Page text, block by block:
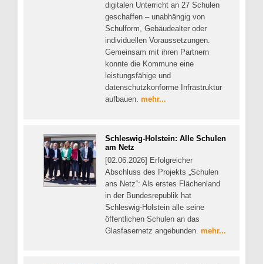
digitalen Unterricht an 27 Schulen
geschaffen – unabhängig von
Schulform, Gebäudealter oder
individuellen Voraussetzungen.
Gemeinsam mit ihren Partnern
konnte die Kommune eine
leistungsfähige und
datenschutzkonforme Infrastruktur
aufbauen. mehr...
Schleswig-Holstein: Alle Schulen
am Netz
[02.06.2026] Erfolgreicher
Abschluss des Projekts „Schulen
ans Netz“: Als erstes Flächenland
in der Bundesrepublik hat
Schleswig-Holstein alle seine
öffentlichen Schulen an das
Glasfasernetz angebunden. mehr...